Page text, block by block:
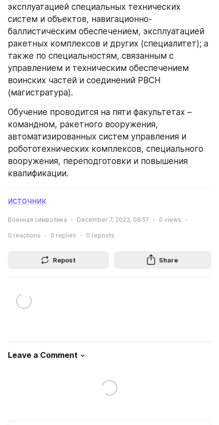
эксплуатацией специальных технических
систем и объектов, навигационно-
баллистическим обеспечением, эксплуатацией
ракетных комплексов и других (специалитет); а
также по специальностям, связанным с
управлением и техническим обеспечением
воинских частей и соединений РВСН
(магистратура).
Обучение проводится на пяти факультетах –
командном, ракетного вооружения,
автоматизированных систем управления и
робототехнических комплексов, специального
вооружения, переподготовки и повышения
квалификации.
источник
Военная символика December 7, 2023, 08:57 0 views
0 reactions 0 replies 0 reposts
Repost Share
Leave a Comment